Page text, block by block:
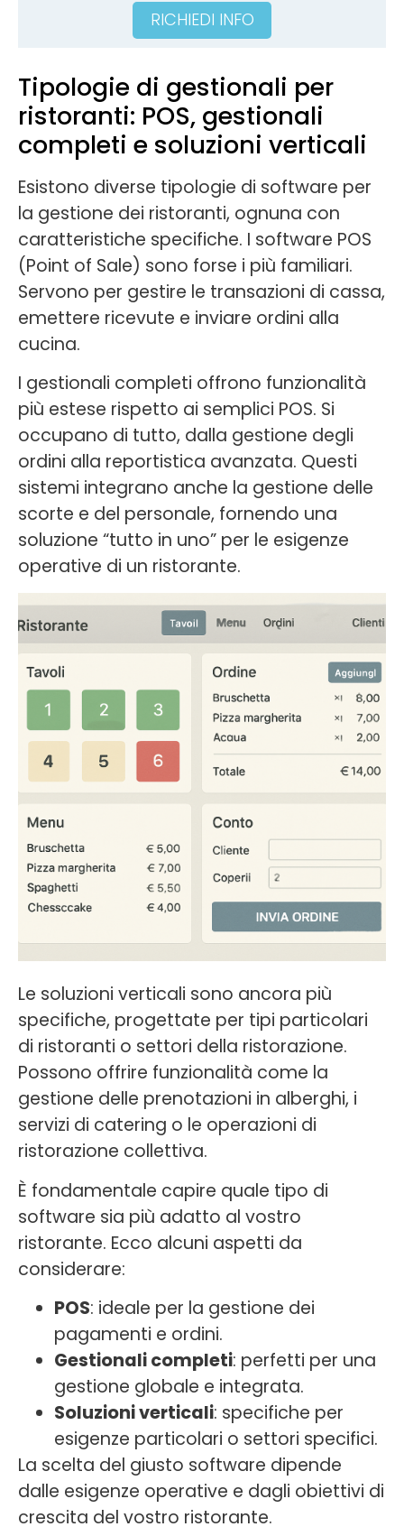
RICHIEDI INFO
Tipologie di gestionali per
ristoranti: POS, gestionali
completi e soluzioni verticali
Esistono diverse tipologie di software per
la gestione dei ristoranti, ognuna con
caratteristiche specifiche. I software POS
(Point of Sale) sono forse i più familiari.
Servono per gestire le transazioni di cassa,
emettere ricevute e inviare ordini alla
cucina.
I gestionali completi offrono funzionalità
più estese rispetto ai semplici POS. Si
occupano di tutto, dalla gestione degli
ordini alla reportistica avanzata. Questi
sistemi integrano anche la gestione delle
scorte e del personale, fornendo una
soluzione “tutto in uno” per le esigenze
operative di un ristorante.
Le soluzioni verticali sono ancora più
specifiche, progettate per tipi particolari
di ristoranti o settori della ristorazione.
Possono offrire funzionalità come la
gestione delle prenotazioni in alberghi, i
servizi di catering o le operazioni di
ristorazione collettiva.
È fondamentale capire quale tipo di
software sia più adatto al vostro
ristorante. Ecco alcuni aspetti da
considerare:
POS: ideale per la gestione dei
pagamenti e ordini.
Gestionali completi: perfetti per una
gestione globale e integrata.
Soluzioni verticali: specifiche per
esigenze particolari o settori specifici.
La scelta del giusto software dipende
dalle esigenze operative e dagli obiettivi di
crescita del vostro ristorante.